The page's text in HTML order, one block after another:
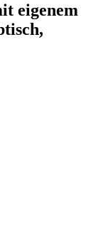
eigenem